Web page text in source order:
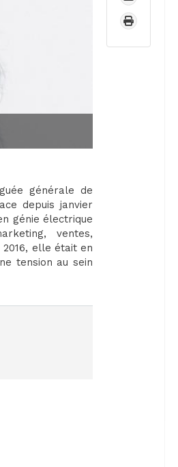
générale de
depuis janvier
génie électrique
ventes,
elle était en
tension au sein